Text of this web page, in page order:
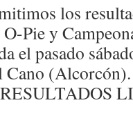
los
Pie y
el pasado
Cano